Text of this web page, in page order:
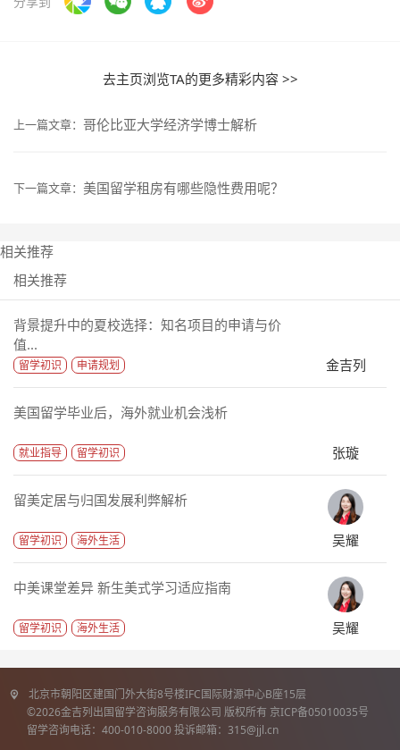
去主页浏览TA的更多精彩内容 >>
上一篇文章： 哥伦比亚大学经济学博士解析
下一篇文章： 美国留学租房有哪些隐性费用呢？
相关推荐
相关推荐
背景提升中的夏校选择：知名项目的申请与价
值...
留学初识 申请规划 金吉列
美国留学毕业后，海外就业机会浅析
就业指导 留学初识 张璇
留美定居与归国发展利弊解析
留学初识 海外生活 吴耀
中美课堂差异 新生美式学习适应指南
留学初识 海外生活 吴耀
北京市朝阳区建国门外大街8号楼IFC国际财源中心B座15层
©2026金吉列出国留学咨询服务有限公司 版权所有 京ICP备05010035号
留学咨询电话：400-010-8000 投诉邮箱：315@jjl.cn